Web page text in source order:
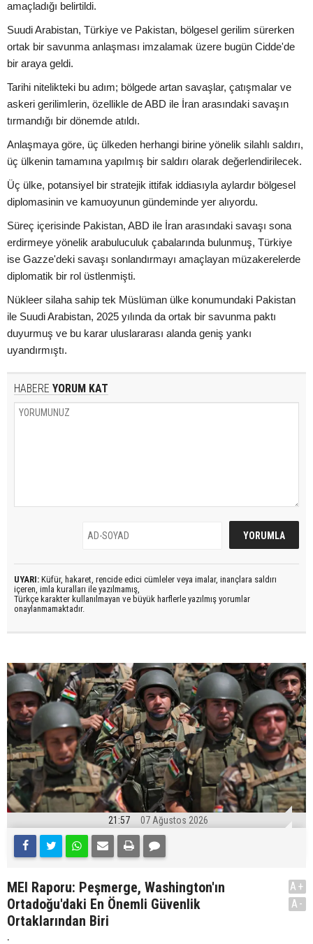
amaçladığı belirtildi.
Suudi Arabistan, Türkiye ve Pakistan, bölgesel gerilim sürerken
ortak bir savunma anlaşması imzalamak üzere bugün Cidde'de
bir araya geldi.
Tarihi nitelikteki bu adım; bölgede artan savaşlar, çatışmalar ve
askeri gerilimlerin, özellikle de ABD ile İran arasındaki savaşın
tırmandığı bir dönemde atıldı.
Anlaşmaya göre, üç ülkeden herhangi birine yönelik silahlı saldırı,
üç ülkenin tamamına yapılmış bir saldırı olarak değerlendirilecek.
Üç ülke, potansiyel bir stratejik ittifak iddiasıyla aylardır bölgesel
diplomasinin ve kamuoyunun gündeminde yer alıyordu.
Süreç içerisinde Pakistan, ABD ile İran arasındaki savaşı sona
erdirmeye yönelik arabuluculuk çabalarında bulunmuş, Türkiye
ise Gazze'deki savaşı sonlandırmayı amaçlayan müzakerelerde
diplomatik bir rol üstlenmişti.
Nükleer silaha sahip tek Müslüman ülke konumundaki Pakistan
ile Suudi Arabistan, 2025 yılında da ortak bir savunma paktı
duyurmuş ve bu karar uluslararası alanda geniş yankı
uyandırmıştı.
HABERE YORUM KAT
UYARI: Küfür, hakaret, rencide edici cümleler veya imalar, inançlara saldırı
içeren, imla kuralları ile yazılmamış,
Türkçe karakter kullanılmayan ve büyük harflerle yazılmış yorumlar
onaylanmamaktadır.
21:57 07 Ağustos 2026
MEI Raporu: Peşmerge, Washington'ın
Ortadoğu'daki En Önemli Güvenlik
Ortaklarından Biri
.
A+
A-